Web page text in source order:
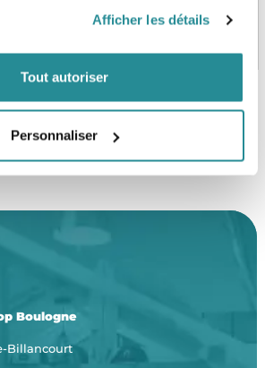
Afficher les détails
Tout autoriser
Personnaliser
STOCK EN TEMPS RÉEL
FRAIS DE PORT OFFERTS
Boulogne
Billancourt